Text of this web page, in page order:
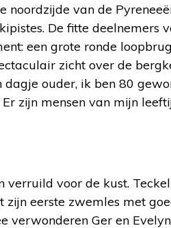
noordzijde van de
De fitte deelnemers
een grote ronde
zicht over de
ouder, ik ben 80
zijn mensen van mijn
voor de kust.
eerste zwemles met
verwonderen Ger en